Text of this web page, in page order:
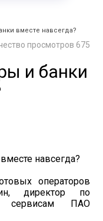
вместе навсегда?
675
и банки
операторов
директор по
сервисам ПАО